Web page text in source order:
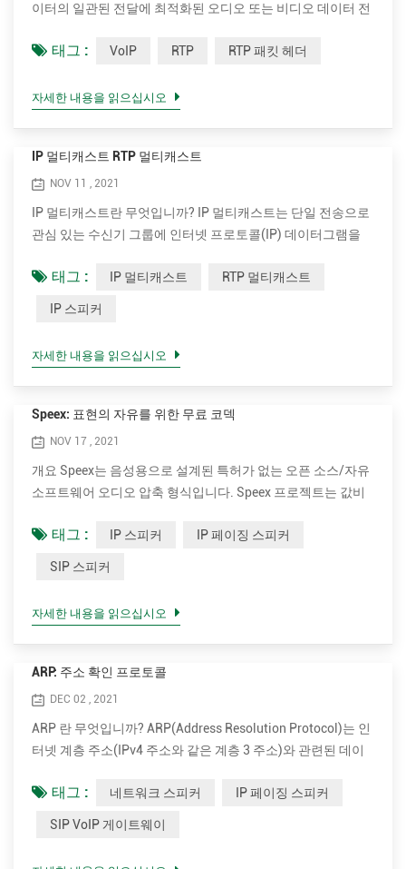
이터의 일관된 전달에 최적화된 오디오 또는 비디오 데이터 전
비디오 통신에 사용됩니다. 일대일 통화(유니캐스트) 또는 일
으로 UDP(사용자 데이터그램 프로토콜)를 통해 실행됩니다.
전송 통계 및 서비스 품질(QoS)을 모니터링하고 여러 스트림
의 동기화를 지원하는 데 사용됩니다. RTP는 VoIP(Voice over
IP)의 기술 기반 중 하나이며 이러한 맥락에서 네트워크를 통해
연결을 설...
태그 : VoIP RTP RTP 패킷 헤더
자세한 내용을 읽으십시오
IP 멀티캐스트 RTP 멀티캐스트
NOV 11 , 2021
IP 멀티캐스트란 무엇입니까? IP 멀티캐스트는 단일 전송으로
관심 있는 수신기 그룹에 인터넷 프로토콜(IP) 데이터그램을
디어 및 기타 네트워크 응용 프로그램에 사용됩니다. IPv4 및
IPv6에서 특별히 예약된 멀티캐스트 주소 블록을 사용합니다.
지식이나 수신기 수에 대한 사전 지식이 필요하지 않으므로 더
큰 수신기 모집단으로 확장됩니다. 멀티캐스트는 많은 수의 수
신자에게 전달해야 하는 경우에도 소스가 패킷을 한 번만 보내
다. 네트워크의 노드(일반적으로 네트워크 스위치 ...
태그 : IP 멀티캐스트 RTP 멀티캐스트
IP 스피커
자세한 내용을 읽으십시오
Speex: 표현의 자유를 위한 무료 코덱
NOV 17 , 2021
개요 Speex는 음성용으로 설계된 특허가 없는 오픈 소스/자유
소프트웨어 오디오 압축 형식입니다. Speex 프로젝트는 값비
로그램의 진입 장벽을 낮추는 것을 목표로 합니다. 또한 Speex
는 인터넷 응용 프로그램에 잘 적응하고 대부분의 다른 코덱에
있습니다. Speex는 VoIP(Voice over IP) 및 파일 기반 압축을
대상으로 합니다. 설계 목표는 고품질 음성 및 낮은 비트 전송
률에 최적화된 코덱을 만드는 것이었습니다. 이를 달성하기 위
협대역을 지원합니...
태그 : IP 스피커 IP 페이징 스피커
SIP 스피커
자세한 내용을 읽으십시오
ARP: 주소 확인 프로토콜
DEC 02 , 2021
ARP 란 무엇입니까? ARP(Address Resolution Protocol)는 인
터넷 계층 주소(IPv4 주소와 같은 계층 3 주소)와 관련된 데이
계층 2 주소)를 검색하는 데 사용되는 통신 프로토콜입니다.
ARP는 1982년 RFC 826에 의해 정의되었습니다. ARP는 한 장
태그 : 네트워크 스피커 IP 페이징 스피커
SIP VoIP 게이트웨이